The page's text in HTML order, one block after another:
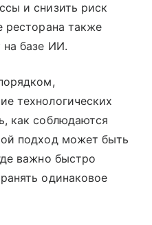
и снизить риск
ресторана также
на базе ИИ.
технологических
как соблюдаются
подход может быть
важно быстро
одинаковое